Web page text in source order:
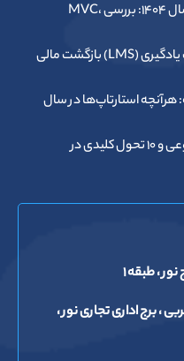
بهترین معماری طراحی اپلیکیشن در سال ۱۴۰۴: بررسی MVC،
چرا سرمایه‌گذاری روی سیستم مدیریت یادگیری (LMS) بازگشت مالی
هرآنچه استارتاپ‌ها در سال
ارزیابی عملکرد کارکنان با هوش مصنوعی و ۱۰ تحول کلیدی در
، طبقه ۱
، برج اداری تجاری نور ،